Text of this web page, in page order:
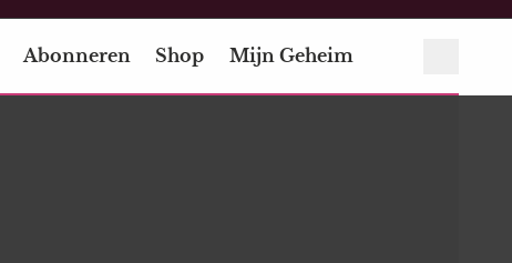
Abonneren Shop Mijn Geheim